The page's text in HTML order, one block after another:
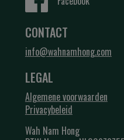
CONTACT
info@wahnamhong.com
LEGAL
Algemene voorwaarden
Privacybeleid
Wah Nam Hong